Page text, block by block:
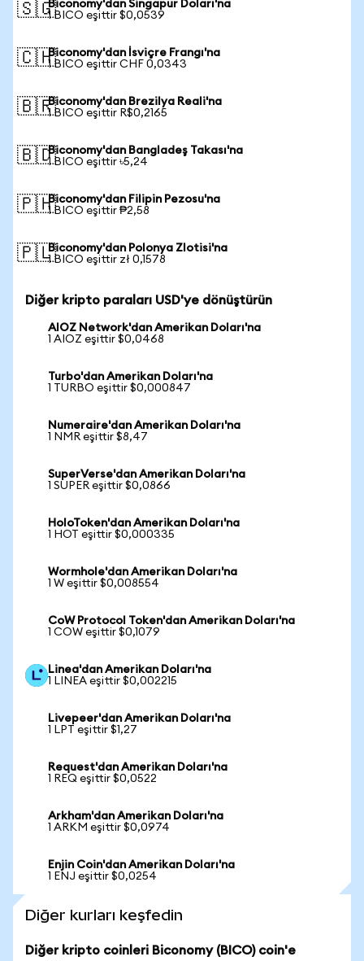
🇸🇬Biconomy'dan Singapur Doları'na
1 BICO eşittir $0,0539
🇨🇭Biconomy'dan İsviçre Frangı'na
1 BICO eşittir CHF 0,0343
🇧🇷Biconomy'dan Brezilya Reali'na
1 BICO eşittir R$0,2165
🇧🇩Biconomy'dan Bangladeş Takası'na
1 BICO eşittir ৳5,24
🇵🇭Biconomy'dan Filipin Pezosu'na
1 BICO eşittir ₱2,58
🇵🇱Biconomy'dan Polonya Zlotisi'na
1 BICO eşittir zł 0,1578
Diğer kripto paraları USD'ye dönüştürün
AIOZ Network'dan Amerikan Doları'na
1 AIOZ eşittir $0,0468
Turbo'dan Amerikan Doları'na
1 TURBO eşittir $0,000847
Numeraire'dan Amerikan Doları'na
1 NMR eşittir $8,47
SuperVerse'dan Amerikan Doları'na
1 SUPER eşittir $0,0866
HoloToken'dan Amerikan Doları'na
1 HOT eşittir $0,000335
Wormhole'dan Amerikan Doları'na
1 W eşittir $0,008554
CoW Protocol Token'dan Amerikan Doları'na
1 COW eşittir $0,1079
Linea'dan Amerikan Doları'na
1 LINEA eşittir $0,002215
Livepeer'dan Amerikan Doları'na
1 LPT eşittir $1,27
Request'dan Amerikan Doları'na
1 REQ eşittir $0,0522
Arkham'dan Amerikan Doları'na
1 ARKM eşittir $0,0974
Enjin Coin'dan Amerikan Doları'na
1 ENJ eşittir $0,0254
Diğer kurları keşfedin
Diğer kripto coinleri Biconomy (BICO) coin'e